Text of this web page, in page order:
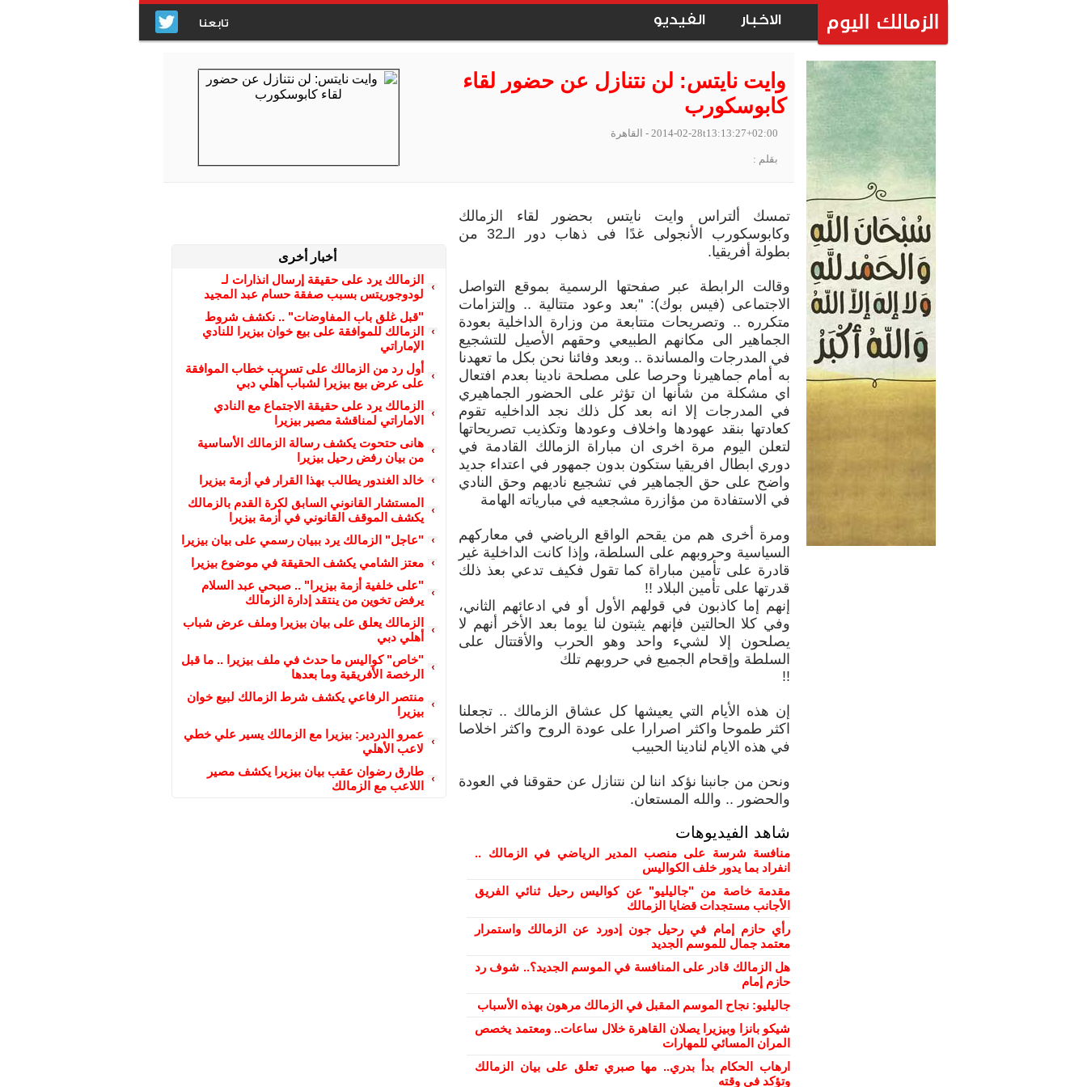
الاخبار الفيديو تابعنا
وايت نايتس: لن نتنازل عن حضور لقاء
كابوسكورب
2014-02-28t13:13:27+02:00 - القاهرة
بقلم :
أخبار أخرى
الزمالك يرد على حقيقة إرسال انذارات لـ
لودوجوريتس بسبب صفقة حسام عبد المجيد
"قبل غلق باب المفاوضات" .. نكشف شروط
الزمالك للموافقة على بيع خوان بيزيرا للنادي
الإماراتي
أول رد من الزمالك على تسريب خطاب الموافقة
على عرض بيع بيزيرا لشباب أهلي دبي
الزمالك يرد على حقيقة الاجتماع مع النادي
الاماراتي لمناقشة مصير بيزيرا
هانى حتحوت يكشف رسالة الزمالك الأساسية
من بيان رفض رحيل بيزيرا
خالد الغندور يطالب بهذا القرار في أزمة بيزيرا
المستشار القانوني السابق لكرة القدم بالزمالك
يكشف الموقف القانوني في أزمة بيزيرا
"عاجل" الزمالك يرد ببيان رسمي على بيان بيزيرا
معتز الشامي يكشف الحقيقة في موضوع بيزيرا
"على خلفية أزمة بيزيرا" .. صبحي عبد السلام
يرفض تخوين من ينتقد إدارة الزمالك
الزمالك يعلق على بيان بيزيرا وملف عرض شباب
أهلي دبي
"خاص" كواليس ما حدث في ملف بيزيرا .. ما قبل
الرخصة الأفريقية وما بعدها
منتصر الرفاعي يكشف شرط الزمالك لبيع خوان
بيزيرا
عمرو الدردير: بيزيرا مع الزمالك يسير علي خطي
لاعب الأهلي
طارق رضوان عقب بيان بيزيرا يكشف مصير
اللاعب مع الزمالك
تمسك ألتراس وايت نايتس بحضور لقاء الزمالك
وكابوسكورب الأنجولى غدًا فى ذهاب دور الـ32 من
بطولة أفريقيا.
وقالت الرابطة عبر صفحتها الرسمية بموقع التواصل
الاجتماعى (فيس بوك): "بعد وعود متتالية .. وإلتزامات
متكرره .. وتصريحات متتابعة من وزارة الداخلية بعودة
الجماهير الى مكانهم الطبيعي وحقهم الأصيل للتشجيع
في المدرجات والمساندة .. وبعد وفائنا نحن بكل ما تعهدنا
به أمام جماهيرنا وحرصا على مصلحة نادينا بعدم افتعال
اي مشكلة من شأنها ان تؤثر على الحضور الجماهيري
في المدرجات إلا انه بعد كل ذلك نجد الداخليه تقوم
كعادتها بنقد عهودها واخلاف وعودها وتكذيب تصريحاتها
لتعلن اليوم مرة اخرى ان مباراة الزمالك القادمة في
دوري ابطال افريقيا ستكون بدون جمهور في اعتداء جديد
واضح على حق الجماهير في تشجيع ناديهم وحق النادي
في الاستفادة من مؤازرة مشجعيه في مبارياته الهامة
ومرة أخرى هم من يقحم الواقع الرياضي في معاركهم
السياسية وحروبهم على السلطة، وإذا كانت الداخلية غير
قادرة على تأمين مباراة كما تقول فكيف تدعي بعذ ذلك
قدرتها على تأمين البلاد !!
إنهم إما كاذبون في قولهم الأول أو في ادعائهم الثاني،
وفي كلا الحالتين فإنهم يثبتون لنا يوما بعد الأخر أنهم لا
يصلحون إلا لشيء واحد وهو الحرب والأقتتال على
السلطة وإقحام الجميع في حروبهم تلك
!!
إن هذه الأيام التي يعيشها كل عشاق الزمالك .. تجعلنا
اكثر طموحا واكثر اصرارا على عودة الروح واكثر اخلاصا
في هذه الايام لنادينا الحبيب
ونحن من جانبنا نؤكد اننا لن نتنازل عن حقوقنا في العودة
والحضور .. والله المستعان.
شاهد الفيديوهات
منافسة شرسة على منصب المدير الرياضي في الزمالك ..
انفراد بما يدور خلف الكواليس
مقدمة خاصة من "جاليليو" عن كواليس رحيل ثنائي الفريق
الأجانب مستجدات قضايا الزمالك
رأي حازم إمام في رحيل جون إدورد عن الزمالك واستمرار
معتمد جمال للموسم الجديد
هل الزمالك قادر على المنافسة في الموسم الجديد؟.. شوف رد
حازم إمام
جاليليو: نجاح الموسم المقبل في الزمالك مرهون بهذه الأسباب
شيكو بانزا وبيزيرا يصلان القاهرة خلال ساعات.. ومعتمد يخصص
المران المسائي للمهارات
ارهاب الحكام بدأ بدري.. مها صبري تعلق على بيان الزمالك
وتؤكد في وقته